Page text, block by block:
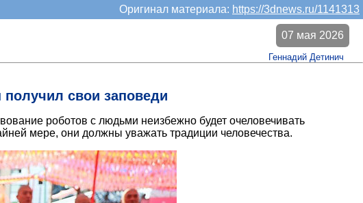
Оригинал материала: https://3dnews.ru/1141313
свои заповеди
07 мая 2026
Геннадий Детинич
роботов с людьми неизбежно будет очеловечивать
мере, они должны уважать традиции человечества.